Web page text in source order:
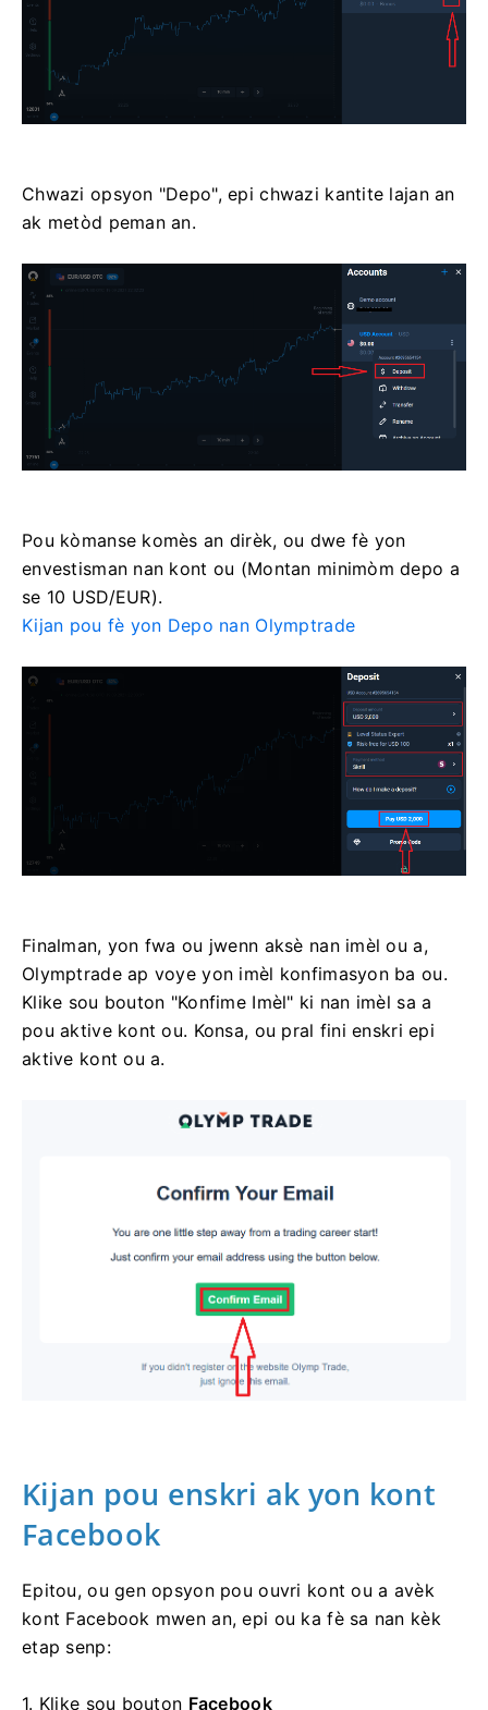
Chwazi opsyon "Depo", epi chwazi kantite lajan an
ak metòd peman an.
Pou kòmanse komès an dirèk, ou dwe fè yon
envestisman nan kont ou (Montan minimòm depo a
se 10 USD/EUR).
Kijan pou fè yon Depo nan Olymptrade
Finalman, yon fwa ou jwenn aksè nan imèl ou a,
Olymptrade ap voye yon imèl konfimasyon ba ou.
Klike sou bouton "Konfime Imèl" ki nan imèl sa a
pou aktive kont ou. Konsa, ou pral fini enskri epi
aktive kont ou a.
Kijan pou enskri ak yon kont
Facebook
Epitou, ou gen opsyon pou ouvri kont ou a avèk
kont Facebook mwen an, epi ou ka fè sa nan kèk
etap senp:
1. Klike sou bouton Facebook